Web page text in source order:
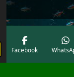
Facebook